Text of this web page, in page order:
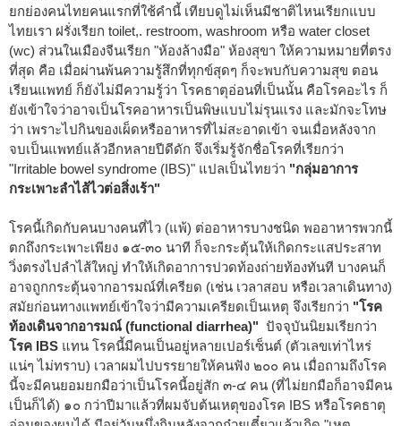
ยกย่องคนไทยคนแรกที่ใช้คำนี้ เทียบดูไม่เห็นมีชาติไหนเรียกแบบ
ไทยเรา ฝรั่งเรียก toilet,. restroom, washroom หรือ water closet
(wc) ส่วนในเมืองจีนเรียก "ห้องล้างมือ" ห้องสุขา ให้ความหมายที่ตรง
ที่สุด คือ เมื่อผ่านพ้นความรู้สึกที่ทุกข์สุดๆ ก็จะพบกับความสุข ตอน
เรียนแพทย์ ก็ยังไม่มีความรู้ว่า โรคธาตุอ่อนที่เป็นนั้น คือโรคอะไร ก็
ยังเข้าใจว่าอาจเป็นโรคอาหารเป็นพิษแบบไม่รุนแรง และมักจะโทษ
ว่า เพราะไปกินของเผ็ดหรืออาหารที่ไม่สะอาดเข้า จนเมื่อหลังจาก
จบเป็นแพทย์แล้วอีกหลายปีดีดัก จึงเริ่มรู้จักชื่อโรคที่เรียกว่า
"Irritable bowel syndrome (IBS)" แปลเป็นไทยว่า "กลุ่มอาการ
กระเพาะลำไส้ไวต่อสิ่งเร้า"
โรคนี้เกิดกับคนบางคนที่ไว (แพ้) ต่ออาหารบางชนิด พออาหารพวกนี้
ตกถึงกระเพาะเพียง ๑๕-๓๐ นาที ก็จะกระตุ้นให้เกิดกระแสประสาท
วิ่งตรงไปลำไส้ใหญ่ ทำให้เกิดอาการปวดท้องถ่ายท้องทันที บางคนก็
อาจถูกกระตุ้นจากอารมณ์ที่เครียด (เช่น เวลาสอบ หรือเวลาเดินทาง)
สมัยก่อนทางแพทย์เข้าใจว่ามีความเครียดเป็นเหตุ จึงเรียกว่า "โรค
ท้องเดินจากอารมณ์ (functional diarrhea)" ปัจจุบันนิยมเรียกว่า
โรค IBS แทน โรคนี้มีคนเป็นอยู่หลายเปอร์เซ็นต์ (ตัวเลขเท่าไหร่
แน่ๆ ไม่ทราบ) เวลาผมไปบรรยายให้คนฟัง ๒๐๐ คน เมื่อถามถึงโรค
นี้จะมีคนยอมยกมือว่าเป็นโรคนี้อยู่สัก ๓-๔ คน (ที่ไม่ยกมือก็อาจมีคน
เป็นก็ได้) ๑๐ กว่าปีมาแล้วที่ผมจับต้นเหตุของโรค IBS หรือโรคธาตุ